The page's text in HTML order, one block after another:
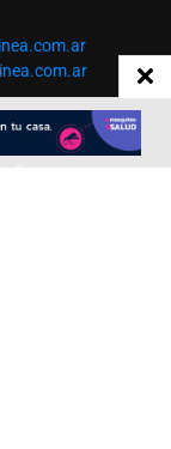
- Chaco - Arg
©